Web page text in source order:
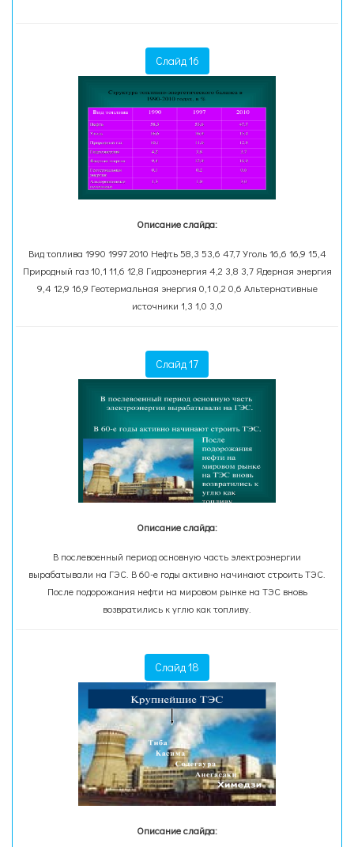
Слайд 16
Описание слайда:
Вид топлива 1990 1997 2010 Нефть 58,3 53,6 47,7 Уголь 16,6 16,9 15,4
Природный газ 10,1 11,6 12,8 Гидроэнергия 4,2 3,8 3,7 Ядерная энергия
9,4 12,9 16,9 Геотермальная энергия 0,1 0,2 0,6 Альтернативные
источники 1,3 1,0 3,0
Слайд 17
Описание слайда:
В послевоенный период основную часть электроэнергии
вырабатывали на ГЭС. В 60-е годы активно начинают строить ТЭС.
После подорожания нефти на мировом рынке на ТЭС вновь
возвратились к углю как топливу.
Слайд 18
Описание слайда: